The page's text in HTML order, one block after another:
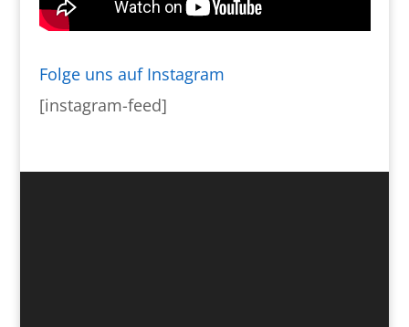
Folge uns auf Instagram
[instagram-feed]